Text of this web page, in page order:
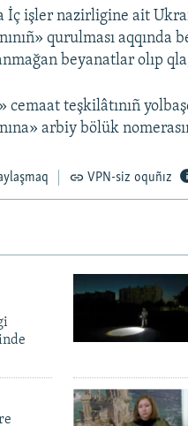
İç işler nazirligine ait
qurulması
beyanatlar olıp
cemaat teşkilâtınıñ
arbiy bölük
VPN-siz oquñız